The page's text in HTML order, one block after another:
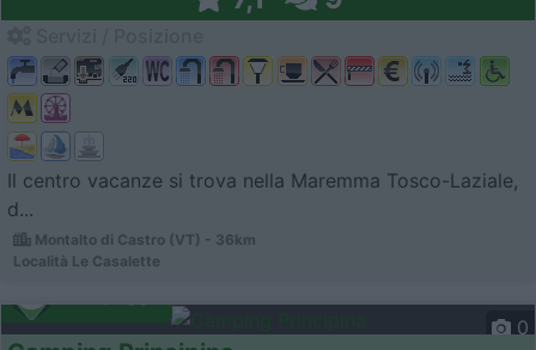
Il centro vacanze si trova nella Maremma Tosco-Laziale,
d...
Montalto di Castro (VT) - 36km
Località Le Casalette
0